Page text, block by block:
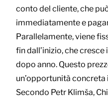
conto del cliente, che
immediatamente e
Parallelamente, viene
fin dall’inizio, che
dopo anno. Questo
un’opportunità concreta
Secondo Petr Klimša,